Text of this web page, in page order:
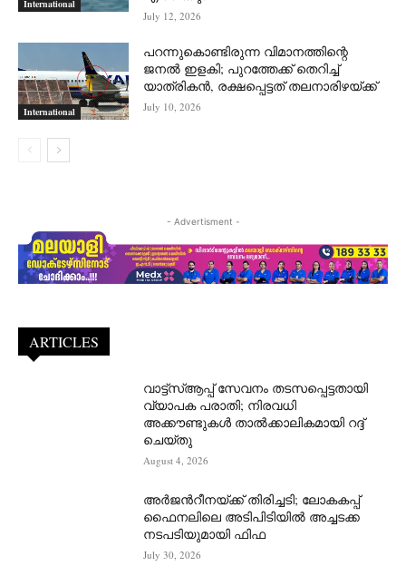
International
July 12, 2026
International
പറന്നുകൊണ്ടിരുന്ന വിമാനത്തിന്റെ
ജനൽ ഇളകി; പുറത്തേക്ക് തെറിച്ച്
യാത്രികൻ, രക്ഷപ്പെട്ടത് തലനാരിഴയ്ക്ക്
July 10, 2026
- Advertisment -
ARTICLES
വാട്ട്‌സ്ആപ്പ് സേവനം തടസപ്പെട്ടതായി
വ്യാപക പരാതി; നിരവധി
അക്കൗണ്ടുകൾ താൽക്കാലികമായി റദ്ദ്
ചെയ്തു
August 4, 2026
അർജന്‍റീനയ്ക്ക് തിരിച്ചടി; ലോകകപ്പ്
ഫൈനലിലെ അടിപിടിയിൽ അച്ചടക്ക
നടപടിയുമായി ഫിഫ
July 30, 2026